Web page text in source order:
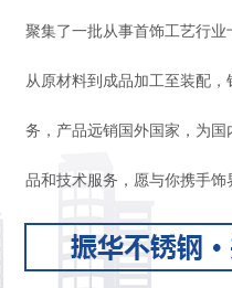
聚集了一批从事首饰工艺行业
从原材料到成品加工至装配
务，产品远销国外国家，为
品和技术服务，愿与你携手饰